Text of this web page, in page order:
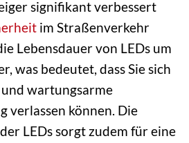
signifikant verbessert
im Straßenverkehr
Lebensdauer von LEDs um
was bedeutet, dass Sie sich
wartungsarme
verlassen können. Die
LEDs sorgt zudem für eine